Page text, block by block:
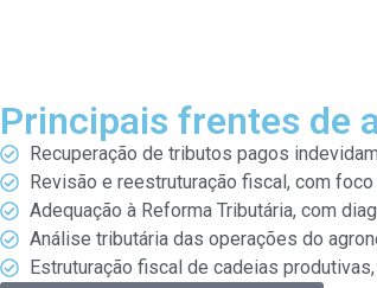
Principais frentes de
Recuperação de tributos pagos
Revisão e reestruturação fiscal, com
Adequação à Reforma Tributária, com
Análise tributária das operações do
Estruturação fiscal de cadeias